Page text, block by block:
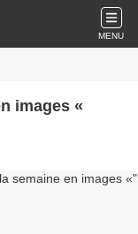
MENU
images «